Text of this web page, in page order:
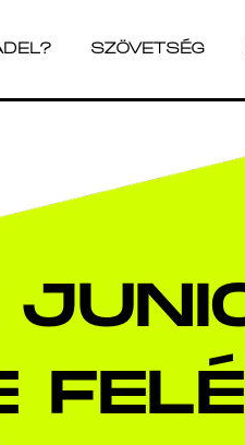
SZÖVETSÉG